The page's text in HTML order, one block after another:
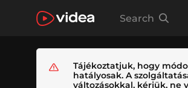
Search
Tájékoztatjuk, hogy
hatályosak. A
változásokkal, kérjük, ne